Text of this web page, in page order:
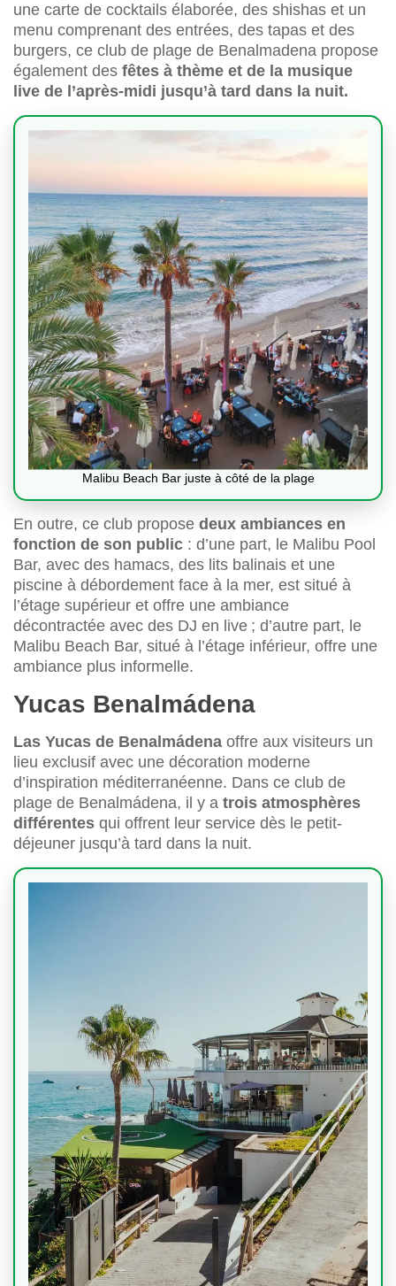
une carte de cocktails élaborée, des shishas et un
menu comprenant des entrées, des tapas et des
burgers, ce club de plage de Benalmadena propose
également des fêtes à thème et de la musique
live de l’après-midi jusqu’à tard dans la nuit.
Malibu Beach Bar juste à côté de la plage
En outre, ce club propose deux ambiances en
fonction de son public : d’une part, le Malibu Pool
Bar, avec des hamacs, des lits balinais et une
piscine à débordement face à la mer, est situé à
l’étage supérieur et offre une ambiance
décontractée avec des DJ en live ; d’autre part, le
Malibu Beach Bar, situé à l’étage inférieur, offre une
ambiance plus informelle.
Yucas Benalmádena
Las Yucas de Benalmádena offre aux visiteurs un
lieu exclusif avec une décoration moderne
d’inspiration méditerranéenne. Dans ce club de
plage de Benalmádena, il y a trois atmosphères
différentes qui offrent leur service dès le petit-
déjeuner jusqu’à tard dans la nuit.